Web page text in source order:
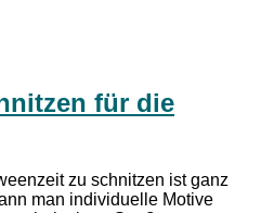
für die
zu schnitzen ist ganz
man individuelle Motive